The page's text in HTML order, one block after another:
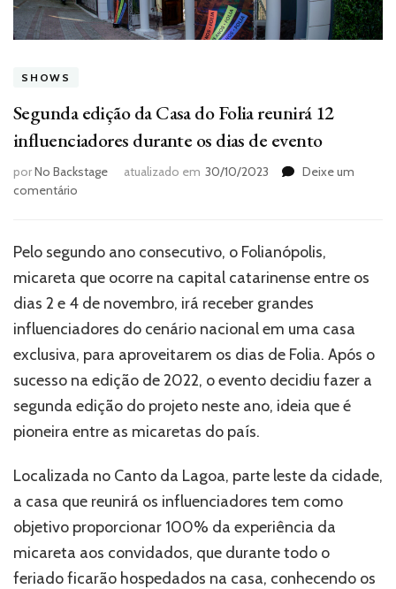
SHOWS
Segunda edição da Casa do Folia reunirá 12
influenciadores durante os dias de evento
porNo Backstage atualizado em 30/10/2023
Deixe um
comentário
do
Folia
reunirá
12
influenciadores
durante
dias
de
Pelo segundo ano consecutivo, o Folianópolis,
micareta que ocorre na capital catarinense entre os
dias 2 e 4 de novembro, irá receber grandes
influenciadores do cenário nacional em uma casa
exclusiva, para aproveitarem os dias de Folia. Após o
sucesso na edição de 2022, o evento decidiu fazer a
segunda edição do projeto neste ano, ideia que é
pioneira entre as micaretas do país.
Localizada no Canto da Lagoa, parte leste da cidade,
a casa que reunirá os influenciadores tem como
objetivo proporcionar 100% da experiência da
micareta aos convidados, que durante todo o
feriado ficarão hospedados na casa, conhecendo os